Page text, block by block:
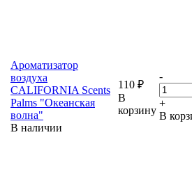
Ароматизатор
воздуха
CALIFORNIA Scents
Palms "Океанская
волна"
В наличии
110 ₽
В
корзину
-
+
В